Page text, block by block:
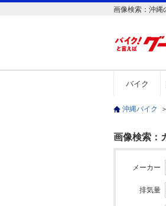
画像検索：沖
バイク
沖縄バイク ＞
画像検索：
メーカー
排気量